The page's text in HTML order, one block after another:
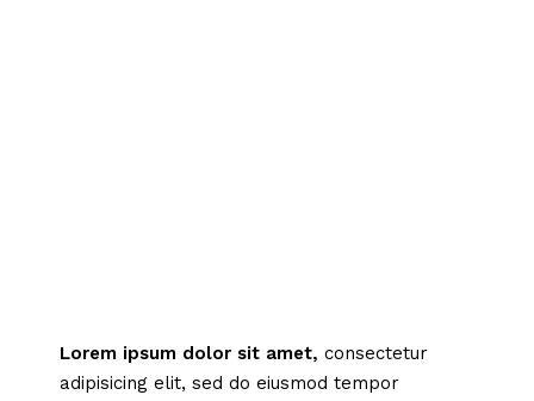
Lorem ipsum dolor sit amet, consectetur
adipisicing elit, sed do eiusmod tempor